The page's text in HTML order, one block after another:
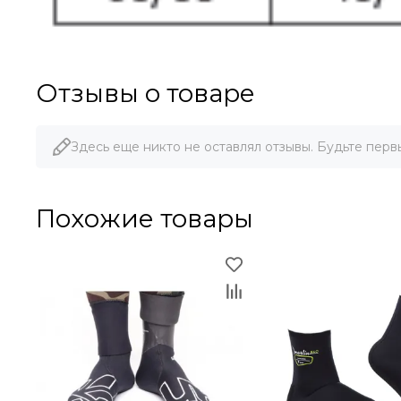
Отзывы о товаре
Здесь еще никто не оставлял отзывы. Будьте
Похожие товары